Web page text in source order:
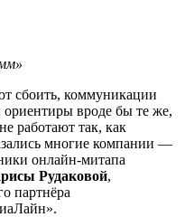
сбоить, коммуникации
вроде бы те же,
работают так, как
многие компании —
онлайн-митапа
Рудаковой,
партнёра